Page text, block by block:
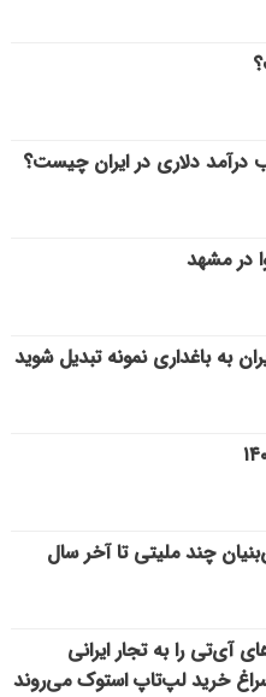
دلاری در ایران چیست؟
در مشهد
به باغداری نمونه تبدیل شوید
چند ملیتی تا آخر سال
آی‌تی را به تجار ایرانی
خرید لپ‌تاپ استوک می‌روند